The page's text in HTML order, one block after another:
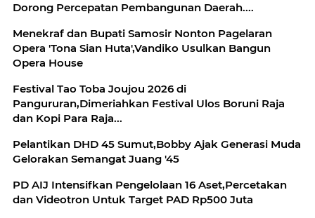
Dorong Percepatan Pembangunan Daerah....
Menekraf dan Bupati Samosir Nonton Pagelaran
Opera 'Tona Sian Huta',Vandiko Usulkan Bangun
Opera House
Festival Tao Toba Joujou 2026 di
Pangururan,Dimeriahkan Festival Ulos Boruni Raja
dan Kopi Para Raja...
Pelantikan DHD 45 Sumut,Bobby Ajak Generasi Muda
Gelorakan Semangat Juang '45
PD AIJ Intensifkan Pengelolaan 16 Aset,Percetakan
dan Videotron Untuk Target PAD Rp500 Juta